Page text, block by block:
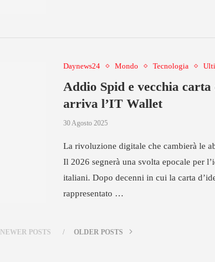
Daynews24 Mondo Tecnologia
Addio Spid e vecchia carta
arriva l’IT Wallet
30 Agosto 2025
La rivoluzione digitale che cambierà le
Il 2026 segnerà una svolta epocale per
italiani. Dopo decenni in cui la carta
rappresentato …
NEWER POSTS OLDER POSTS